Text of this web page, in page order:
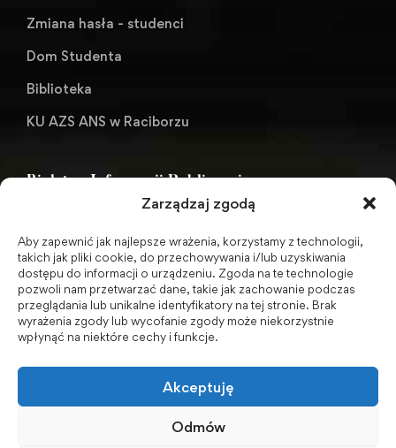
Zarządzaj zgodą
Aby zapewnić jak najlepsze wrażenia, korzystamy z technologii,
takich jak pliki cookie, do przechowywania i/lub uzyskiwania
dostępu do informacji o urządzeniu. Zgoda na te technologie
pozwoli nam przetwarzać dane, takie jak zachowanie podczas
przeglądania lub unikalne identyfikatory na tej stronie. Brak
wyrażenia zgody lub wycofanie zgody może niekorzystnie
wpłynąć na niektóre cechy i funkcje.
Akceptuję
Odmów
Zmiana hasła - studenci
Dom Studenta
Biblioteka
KU AZS ANS w Raciborzu
Biuletyn Informacji Publicznej
BIP - Biuletyn Informacji Publicznej PWSZ -
archiwum
Social Media